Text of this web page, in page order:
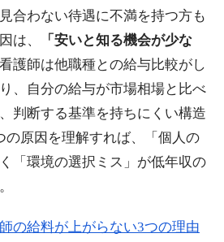
合わない待遇に不満を持つ方も
は、
「安いと知る機会が少な
護師は他職種との給与比較がし
、自分の給与が市場相場と比べ
判断する基準を持ちにくい構造
の原因を理解すれば、「個人の
「環境の選択ミス」が低年収の
の給料が上がらない3つの理由